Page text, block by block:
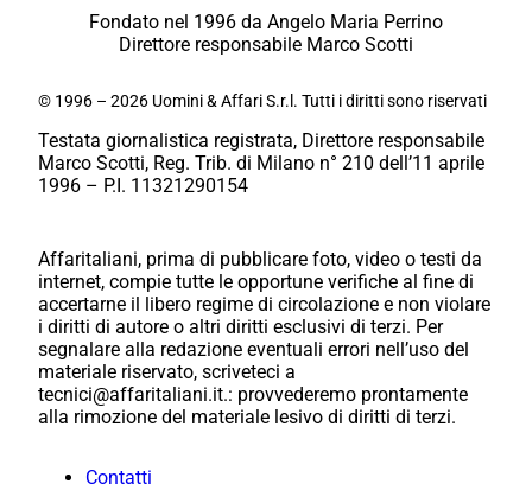
Fondato nel 1996 da Angelo Maria Perrino
Direttore responsabile Marco Scotti
© 1996 – 2026 Uomini & Affari S.r.l. Tutti i diritti sono riservati
Testata giornalistica registrata, Direttore responsabile
Marco Scotti, Reg. Trib. di Milano n° 210 dell’11 aprile
1996 – P.I. 11321290154
Affaritaliani, prima di pubblicare foto, video o testi da
internet, compie tutte le opportune verifiche al fine di
accertarne il libero regime di circolazione e non violare
i diritti di autore o altri diritti esclusivi di terzi. Per
segnalare alla redazione eventuali errori nell’uso del
materiale riservato, scriveteci a
tecnici@affaritaliani.it.: provvederemo prontamente
alla rimozione del materiale lesivo di diritti di terzi.
Contatti